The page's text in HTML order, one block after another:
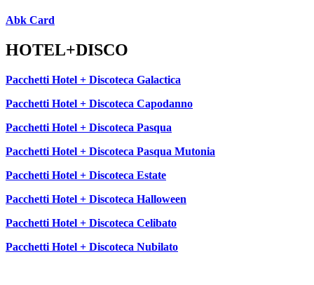
Abk Card
HOTEL+DISCO
Pacchetti Hotel + Discoteca Galactica
Pacchetti Hotel + Discoteca Capodanno
Pacchetti Hotel + Discoteca Pasqua
Pacchetti Hotel + Discoteca Pasqua Mutonia
Pacchetti Hotel + Discoteca Estate
Pacchetti Hotel + Discoteca Halloween
Pacchetti Hotel + Discoteca Celibato
Pacchetti Hotel + Discoteca Nubilato